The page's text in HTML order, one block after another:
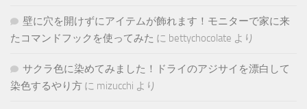
壁に穴を開けずにアイテムが飾れます！モニターで家に来
たコマンドフックを使ってみた に bettychocolate より
サクラ色に染めてみました！ドライのアジサイを漂白して
染色するやり方 に mizucchi より